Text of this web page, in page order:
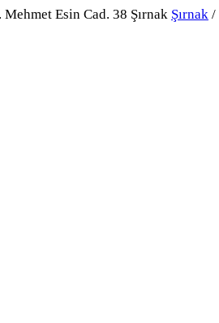
Esin Cad. 38 Şırnak Şırnak /